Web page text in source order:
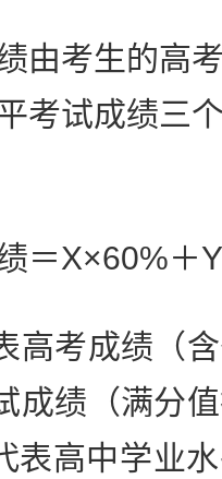
考生的高考
考试成绩三
X×60%＋
考成绩（含
成绩（满分
表高中学业